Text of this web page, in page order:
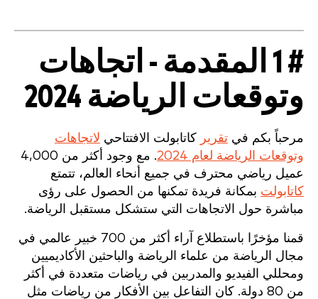
# 1 المقدمة - اتجاهات
وتوقعات الرياضة 2024
مرحباً بكم في تقرير كاتابولت الافتتاحي لاتجاهات
وتوقعات الرياضة لعام 2024
. مع وجود أكثر من 4,000
عميل رياضي محترف في جميع أنحاء العالم، تتمتع
كاتابولت بمكانة فريدة تمكنها من الحصول على رؤى
مباشرة حول الاتجاهات التي ستشكل مستقبل الرياضة.
قمنا مؤخرًا باستطلاع آراء أكثر من 700 خبير عالمي في
مجال الرياضة من علماء الرياضة والباحثين الأكاديميين
ومحللي الفيديو والمدربين في رياضات متعددة في أكثر
من 80 دولة. كان التفاعل بين الأفكار من رياضات مثل